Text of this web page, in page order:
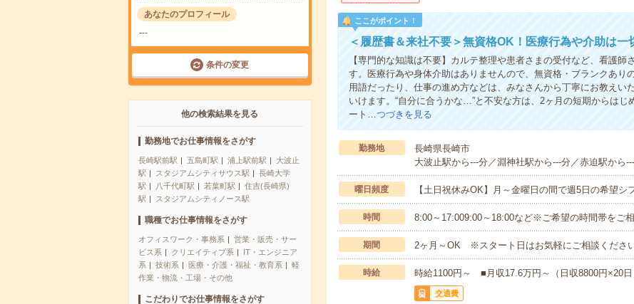
あなたのプロフィール
---
条件の変更
他の検索結果を見る
勤務地でお仕事情報をさがす
長崎駅前駅 五島町駅 浦上駅前駅
大波止
駅
スタジアムシティサウス駅
長崎大学
駅
八千代町駅 若葉町駅
住吉(長崎県)
駅
スタジアムシティノース駅
職種でお仕事情報をさがす
オフィスワーク・事務系
営業・販売・サー
ビス系
クリエイティブ系
IT・エンジニア
系
技術系 医療・介護・福祉・教育系
軽
作業・物流・工場・その他
こだわりでお仕事情報をさがす
ここがポイント！
＜履歴書＆来社不要＞無資格OK！医療行為や介助は一
【専門的な知識は不要】カルテ整理や患者さまの受付など、看護師
す。医療行為や身体介助はありませんので、無資格・ブランクあり
用語だったり、仕事の進め方などは、みなさんから丁寧にお教えい
いけます。“自分に合うかな…”と不安な方は、2ヶ月の短期からはじ
ート…つづきを見る
勤務地
長崎県長崎市
大波止駅から---分／淵神社駅から---分／赤迫駅から
曜日頻度 【土日祝休みOK】月～金曜日の間で週5日の希望シ
時間 8:00～17:009:00～18:00など※ご希望の時間帯をご相
期間 2ヶ月～OK ※スタート日はお気軽にご相談くださ
時給 時給1100円～ ■月収17.6万円～（日収8800円×20日
交通費